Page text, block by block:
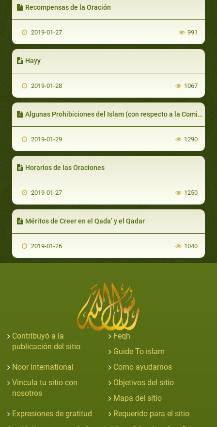
Recompensas de la Oración
2019-01-27 991
Hayy
2019-01-28 1067
Algunas Prohibiciones del Islam (con respecto a la Comida, Bebida y Vestimenta)
2019-01-29 1290
Horarios de las Oraciones
2019-01-27 1250
Méritos de Creer en el Qada’ y el Qadar
2019-01-26 1040
Contribuyó a la
publicación del sitio
Feqh
Guide To islam
Noor international
Como ayudarnos
Vincula tu sitio con
nosotros
Objetivos del sitio
Mapa del sitio
Expresiones de gratitud
Requerido para el sitio